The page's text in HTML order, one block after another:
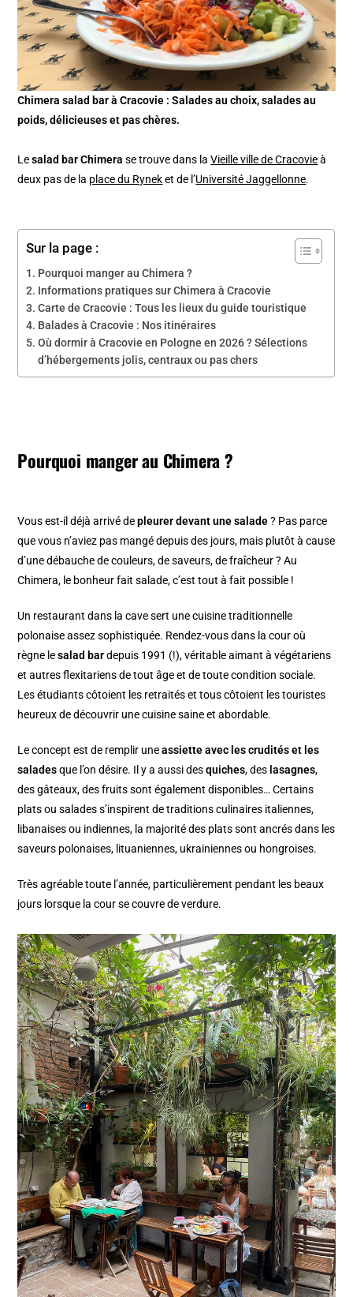
Chimera salad bar à Cracovie : Salades au choix, salades au
poids, délicieuses et pas chères.
Lesalad bar Chimera se trouve dans laVieille ville de Cracovieà
deux pas de la place du Ryneket de l’Université Jaggellonne.
Sur la page :
Pourquoi manger au Chimera ?
Informations pratiques sur Chimera à Cracovie
Carte de Cracovie : Tous les lieux du guide touristique
Balades à Cracovie : Nos itinéraires
Où dormir à Cracovie en Pologne en 2026 ? Sélections
d’hébergements jolis, centraux ou pas chers
Pourquoi manger au Chimera ?
Vous est-il déjà arrivé depleurer devant une salade? Pas parce
que vous n’aviez pas mangé depuis des jours, mais plutôt à cause
d’une débauche de couleurs, de saveurs, de fraîcheur ? Au
Chimera, le bonheur fait salade, c’est tout à fait possible !
Un restaurant dans la cave sert une cuisine traditionnelle
polonaise assez sophistiquée. Rendez-vous dans la cour où
règne lesalad bardepuis 1991 (!), véritable aimant à végétariens
et autres flexitariens de tout âge et de toute condition sociale.
Les étudiants côtoient les retraités et tous côtoient les touristes
heureux de découvrir une cuisine saine et abordable.
Le concept est de remplir uneassiette avec les crudités et les
saladesque l’on désire. Il y a aussi desquiches, des lasagnes,
des gâteaux, des fruits sont également disponibles… Certains
plats ou salades s’inspirent de traditions culinaires italiennes,
libanaises ou indiennes, la majorité des plats sont ancrés dans les
saveurs polonaises, lituaniennes, ukrainiennes ou hongroises.
Très agréable toute l’année, particulièrement pendant les beaux
jours lorsque la cour se couvre de verdure.